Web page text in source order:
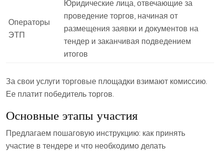
Операторы
ЭТП
Юридические лица, отвечающие за
проведение торгов, начиная от
размещения заявки и документов на
тендер и заканчивая подведением
итогов
За свои услуги торговые площадки взимают комиссию.
Ее платит победитель торгов.
Основные этапы участия
Предлагаем пошаговую инструкцию: как принять
участие в тендере и что необходимо делать